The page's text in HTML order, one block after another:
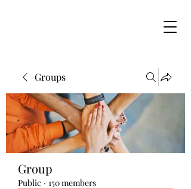
Groups
Group
Public · 150 members